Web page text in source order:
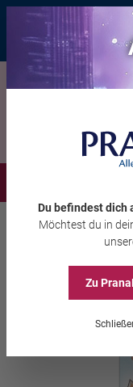
Bis zu 20 € Rabatt*
Bücher Kinderbücher
Das
Du befindest dich
Möchtest du in
Zu